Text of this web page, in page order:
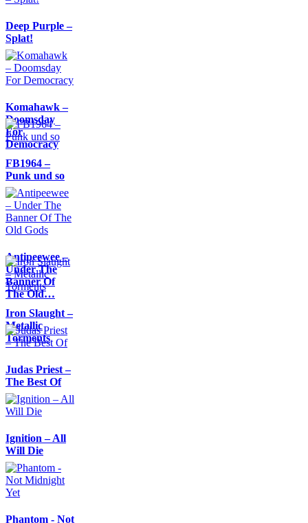
Deep Purple –
Splat!
Komahawk –
Doomsday
For
Democracy
FB1964 –
Punk und so
Antipeewee –
Under The
Banner Of
The Old…
Iron Slaught –
Metallic
Torments
Judas Priest –
The Best Of
Ignition – All
Will Die
Phantom - Not